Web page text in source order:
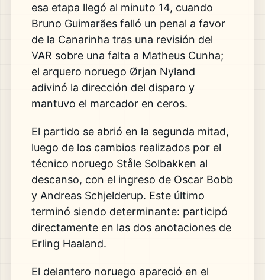
esa etapa llegó al minuto 14, cuando
Bruno Guimarães falló un penal a favor
de la Canarinha tras una revisión del
VAR sobre una falta a Matheus Cunha;
el arquero noruego Ørjan Nyland
adivinó la dirección del disparo y
mantuvo el marcador en ceros.
El partido se abrió en la segunda mitad,
luego de los cambios realizados por el
técnico noruego Ståle Solbakken al
descanso, con el ingreso de Oscar Bobb
y Andreas Schjelderup. Este último
terminó siendo determinante: participó
directamente en las dos anotaciones de
Erling Haaland.
El delantero noruego apareció en el